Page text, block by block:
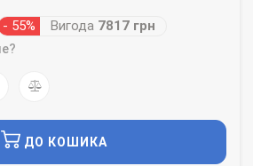
- 55% Вигода 7817 грн
ДО КОШИКА